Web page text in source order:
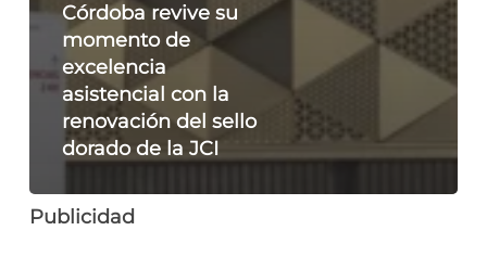
Córdoba revive su
momento de
excelencia
asistencial con la
renovación del sello
dorado de la JCI
Publicidad